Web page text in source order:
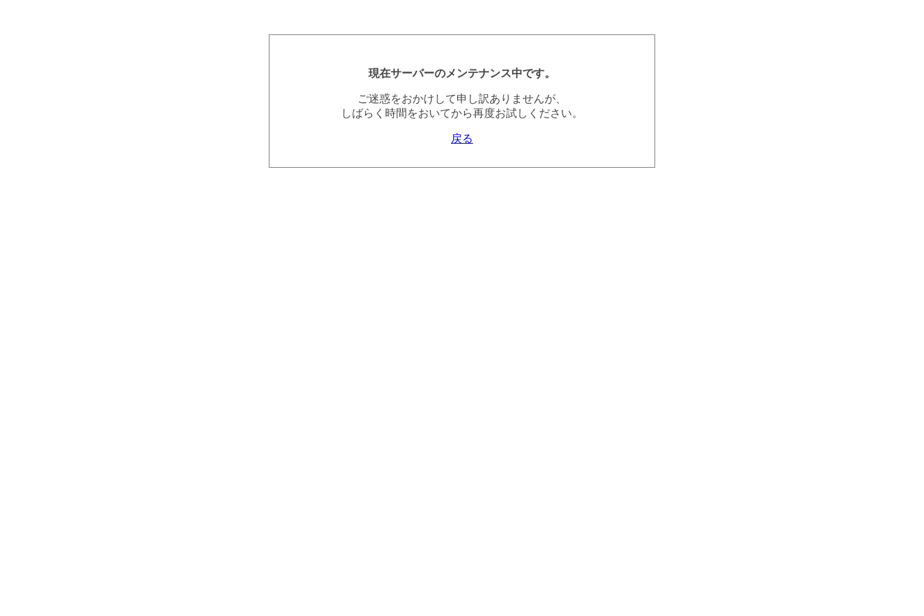
現在サーバーのメンテナンス中です。
ご迷惑をおかけして申し訳ありませんが、
しばらく時間をおいてから再度お試しください。
戻る